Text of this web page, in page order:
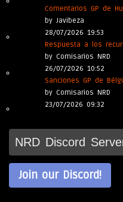
Comentarios GP de
by Javibeza
28/07/2026 19:53
Respuesta a los
by Comisarios NRD
26/07/2026 10:52
Sanciones GP de
by Comisarios NRD
23/07/2026 09:32
NRD Discord
Join our Discord!